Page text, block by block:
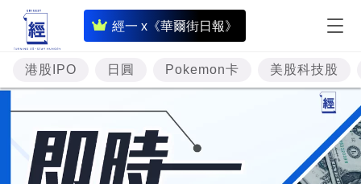
經一 x《華爾街日報》
即
時
財
經
專
題
投
港股IPO 日圓 Pokemon卡 美股科技股